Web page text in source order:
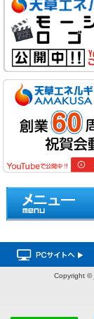
Copyright ©